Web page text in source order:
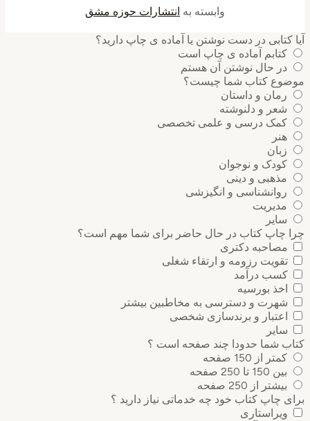
وابسته به انتشارات حوزه مشق
آیا کتابی در دست نوشتن یا آماده ی چاپ دارید؟
کتابم آماده ی چاپ است
در حال نوشتن آن هستم
موضوع کتاب شما چیست؟
رمان و داستان
شعر و دلنوشته
کمک درسی و علمی تخصصی
هنر
زبان
کودک و نوجوان
مذهبی و دینی
روانشناسی و انگیزشی
مدیریت
سایر
چرا چاپ کتاب در حال حاضر برای شما مهم است؟
مصاحبه دکتری
تقویت رزومه و ارتقاء شغلی
کسب درآمد
اخذ بورسیه
شهرت و دسترسی به مخاطبین بیشتر
اعتبار و برندسازی شخصی
سایر
کتاب شما حدودا چند صفحه است ؟
کمتر از 150 صفحه
بین 150 تا 250 صفحه
بیشتر از 250 صفحه
برای چاپ کتاب خود چه خدماتی نیاز دارید ؟
ویراستاری